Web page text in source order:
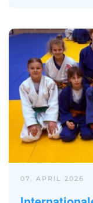
07. APRIL 2026